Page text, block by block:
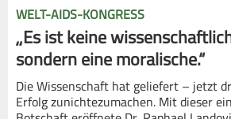
WELT-AIDS-KONGRESS
„Es ist keine
sondern eine moralische.“
Die Wissenschaft hat geliefert – jetzt
Erfolg zunichtezumachen. Mit dieser